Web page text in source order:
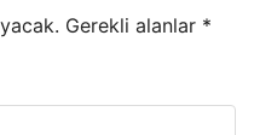
Gerekli alanlar *